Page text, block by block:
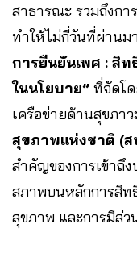
สาธารณะ รวมถึงกา
ทำให้ไม่กี่วันที่ผ่านม
การยืนยันเพศ : สิท
ในนโยบาย” ที่จัดโ
เครือข่ายด้านสุขภาว
สุขภาพแห่งชาติ (ส
สำคัญของการเข้าถึ
สภาพบนหลักการสิท
สุขภาพ และการมีส่ว